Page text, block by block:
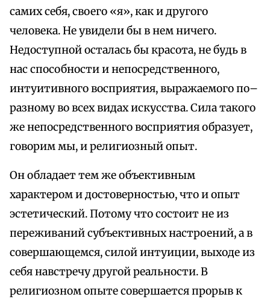
самих себя, своего «я», как и другого
человека. Не увидели бы в нем ничего.
Недоступной осталась бы красота, не будь в
нас способности и непосредственного,
интуитивного восприятия, выражаемого по–
разному во всех видах искусства. Сила такого
же непосредственного восприятия образует,
говорим мы, и религиозный опыт.
Он обладает тем же объективным
характером и достоверностью, что и опыт
эстетический. Потому что состоит не из
переживаний субъективных настроений, а в
совершающемся, силой интуиции, выходе из
себя навстречу другой реальности. В
религиозном опыте совершается прорыв к